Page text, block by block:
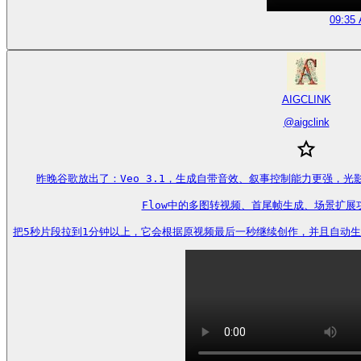
09:35
AIGCLINK
@aigclink
昨晚谷歌放出了：Veo 3.1，生成自带音效、叙事控制能力更强，
Flow中的多图转视频、首尾帧生成、场景扩展
把5秒片段拉到1分钟以上，它会根据原视频最后一秒继续创作，并且